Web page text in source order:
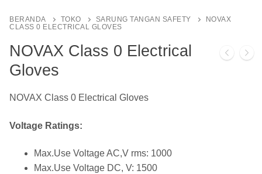
BERANDA TOKO SARUNG TANGAN SAFETY
NOVAX
CLASS 0 ELECTRICAL GLOVES
NOVAX Class 0 Electrical
Gloves
NOVAX Class 0 Electrical Gloves
Voltage Ratings:
Max.Use Voltage AC,V rms: 1000
Max.Use Voltage DC, V: 1500